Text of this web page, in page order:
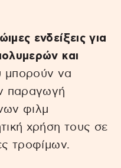
ενδείξεις για
και
μπορούν να
παραγωγή
φιλμ
χρήση τους σε
τροφίμων.